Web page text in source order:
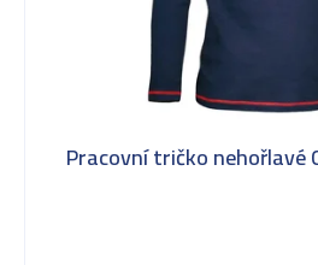
Pracovní tričko nehořlavé